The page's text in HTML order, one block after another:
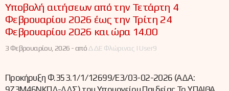
Υποβολή αιτήσεων από την Τετάρτη 4
Φεβρουαρίου 2026 έως την Τρίτη 24
Φεβρουαρίου 2026 και ώρα 14.00
3 Φεβρουαρίου, 2026 -απόΔΔΕ Φλώρινας | User9
Προκήρυξη Φ.353.1/1/12699/Ε3/03-02-2026 (ΑΔΑ: